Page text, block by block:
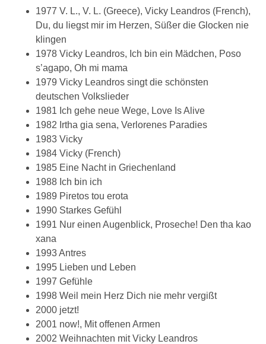
1977 V. L., V. L. (Greece), Vicky Leandros (French),
Du, du liegst mir im Herzen, Süßer die Glocken nie
klingen
1978 Vicky Leandros, Ich bin ein Mädchen, Poso
s’agapo, Oh mi mama
1979 Vicky Leandros singt die schönsten
deutschen Volkslieder
1981 Ich gehe neue Wege, Love Is Alive
1982 Irtha gia sena, Verlorenes Paradies
1983 Vicky
1984 Vicky (French)
1985 Eine Nacht in Griechenland
1988 Ich bin ich
1989 Piretos tou erota
1990 Starkes Gefühl
1991 Nur einen Augenblick, Proseche! Den tha kao
xana
1993 Antres
1995 Lieben und Leben
1997 Gefühle
1998 Weil mein Herz Dich nie mehr vergißt
2000 jetzt!
2001 now!, Mit offenen Armen
2002 Weihnachten mit Vicky Leandros